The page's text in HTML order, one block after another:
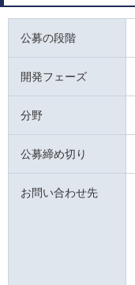
公募の段階
開発フェーズ
分野
公募締め切り
お問い合わせ先